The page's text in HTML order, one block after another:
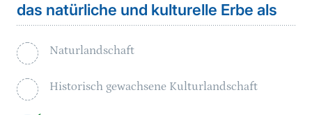
das natürliche und kulturelle Erbe als
Naturlandschaft
Historisch gewachsene Kulturlandschaft